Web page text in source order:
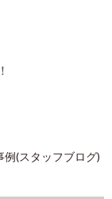
例(スタッフブログ)